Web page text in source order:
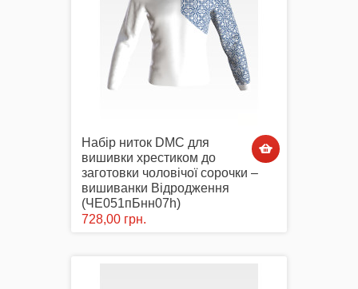
Подарункові сертифікати
Набір ниток DMC для
вишивки хрестиком до
заготовки чоловічої сорочки –
вишиванки Відродження
(ЧЕ051пБнн07h)
728,00 грн.